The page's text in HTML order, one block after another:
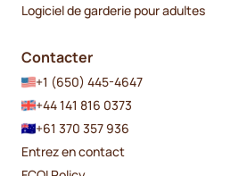
Logiciel de garderie pour adultes
Contacter
+1 (650) 445-4647
+44 141 816 0373
+61 370 357 936
Entrez en contact